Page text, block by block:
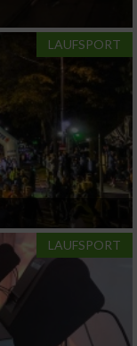
LAUFSPORT
LAUFSPORT